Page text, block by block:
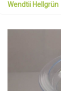
Wendtii Hellgrün